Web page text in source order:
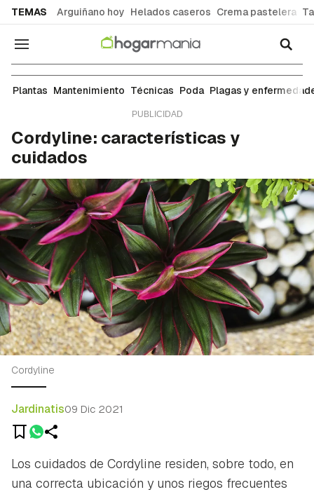
TEMAS Arguiñano hoy Helados caseros Crema pastelera
Navegación
Plantas
Plantas Mantenimiento Técnicas Poda Plagas y
Cordyline: características y
cuidados
Cordyline
Jardinatis09 Dic 2021
Los cuidados de Cordyline residen, sobre todo, en
una correcta ubicación y unos riegos frecuentes